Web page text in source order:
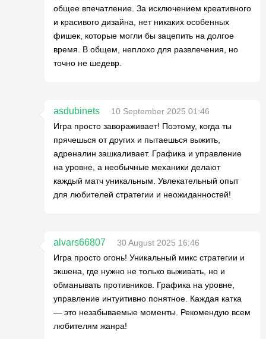
общее впечатление. За исключением креативного
и красивого дизайна, нет никаких особенных
фишек, которые могли бы зацепить на долгое
время. В общем, неплохо для развлечения, но
точно не шедевр.
asdubinets
10 September 2025 01:46
Игра просто завораживает! Поэтому, когда ты
прячешься от других и пытаешься выжить,
адреналин зашкаливает. Графика и управление
на уровне, а необычные механики делают
каждый матч уникальным. Увлекательный опыт
для любителей стратегии и неожиданностей!
alvars66807
30 August 2025 16:46
Игра просто огонь! Уникальный микс стратегии и
экшена, где нужно не только выживать, но и
обманывать противников. Графика на уровне,
управление интуитивно понятное. Каждая катка
— это незабываемые моменты. Рекомендую всем
любителям жанра!